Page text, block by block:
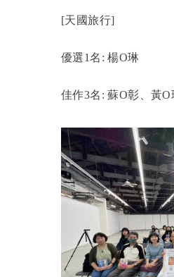
[天國旅行]
優選1名: 楊O琳
佳作3名: 蘇O彰、黃O